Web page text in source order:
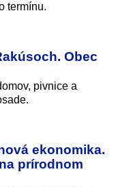
termínu.
Obec
pivnice a
ekonomika.
prírodnom